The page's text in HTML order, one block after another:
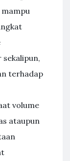
sekalipun,
terhadap
volume
ataupun